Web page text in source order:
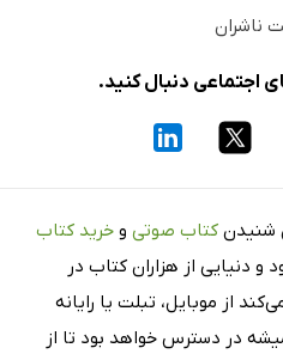
ناشران
اجتماعی دنبال کنید.
شنیدن کتاب صوتی و خرید کتاب
و دنیایی از هزاران کتاب در
از موبایل، تبلت یا رایانه
در دسترس خواهد بود تا از